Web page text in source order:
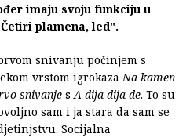
imaju svoju funkciju u
plamena, led".
snivanju počinjem s
vrstom igrokazaNa kamen
snivanje sA dija dija de. To su
sam i ja stara da sam se
Socijalna